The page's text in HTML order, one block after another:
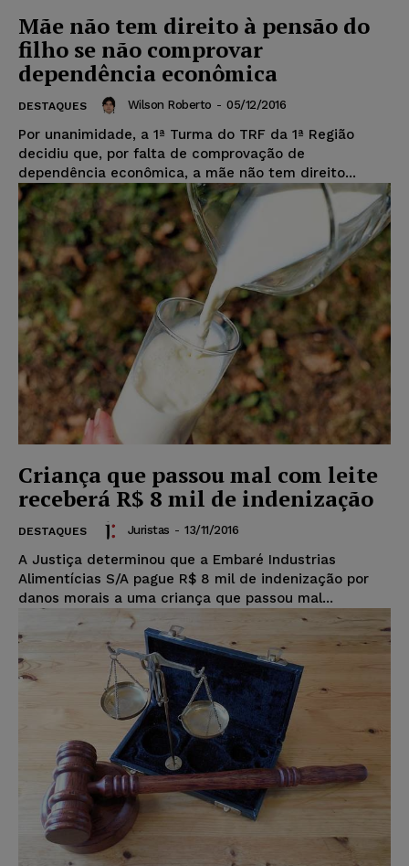
Mãe não tem direito à pensão do
filho se não comprovar
dependência econômica
DESTAQUES Wilson Roberto - 05/12/2016
Por unanimidade, a 1ª Turma do TRF da 1ª Região
decidiu que, por falta de comprovação de
dependência econômica, a mãe não tem direito...
Criança que passou mal com leite
receberá R$ 8 mil de indenização
DESTAQUES Juristas - 13/11/2016
A Justiça determinou que a Embaré Industrias
Alimentícias S/A pague R$ 8 mil de indenização por
danos morais a uma criança que passou mal...